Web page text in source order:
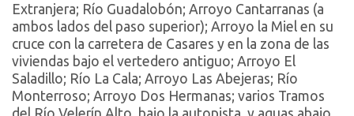
Extranjera; Río Guadalobón; Arroyo Cantarranas (a
ambos lados del paso superior); Arroyo la Miel en su
cruce con la carretera de Casares y en la zona de las
viviendas bajo el vertedero antiguo; Arroyo El
Saladillo; Río La Cala; Arroyo Las Abejeras; Río
Monterroso; Arroyo Dos Hermanas; varios Tramos
del Río Velerín Alto, bajo la autopista, y aguas abajo